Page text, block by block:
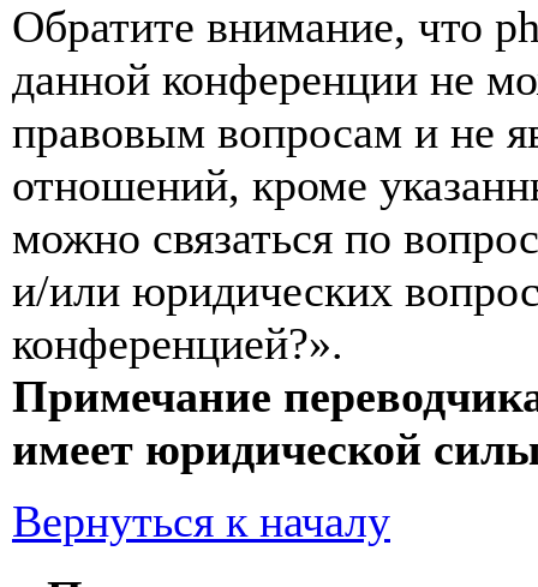
Обратите внимание, что
данной конференции не
правовым вопросам и не
отношений, кроме
можно связаться по
и/или юридических
конференцией?».
Примечание
имеет юридической
Вернуться к началу